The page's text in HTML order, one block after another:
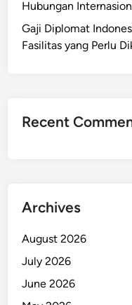
Hubungan
Gaji Diplomat
Fasilitas yang Perlu
Recent
Archives
August 2026
July 2026
June 2026